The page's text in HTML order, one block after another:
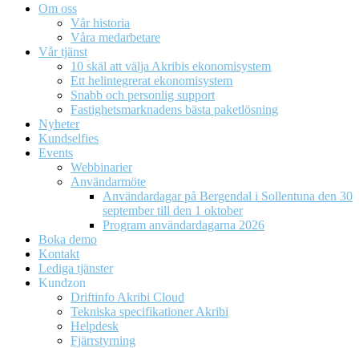
Om oss
Vår historia
Våra medarbetare
Vår tjänst
10 skäl att välja Akribis ekonomisystem
Ett helintegrerat ekonomisystem
Snabb och personlig support
Fastighetsmarknadens bästa paketlösning
Nyheter
Kundselfies
Events
Webbinarier
Användarmöte
Användardagar på Bergendal i Sollentuna den 30
september till den 1 oktober
Program användardagarna 2026
Boka demo
Kontakt
Lediga tjänster
Kundzon
Driftinfo Akribi Cloud
Tekniska specifikationer Akribi
Helpdesk
Fjärrstyrning